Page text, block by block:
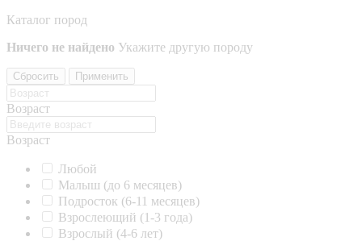
Каталог пород
Ничего не найдено Укажите другую породу
Сбросить Применить
Возраст
Возраст
Любой
Малыш (до 6 месяцев)
Подросток (6-11 месяцев)
Взрослеющий (1-3 года)
Взрослый (4-6 лет)